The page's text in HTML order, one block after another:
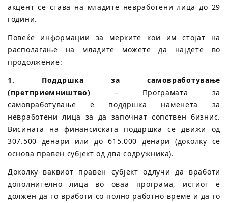
акцент се става на младите невработени лица до 29
години.
Повеќе информации за мерките кои им стојат на
располагање на младите можете да најдете во
продолжение:
1. Поддршка за самовработување
(претприемништво) – Програмата за
самовработување е поддршка наменета за
невработени лица за да започнат сопствен бизнис.
Висината на финансиската поддршка се движи од
307.500 денари или до 615.000 денари (доколку се
основа правен субјект од два содружника).
Доколку ваквиот правен субјект одлучи да вработи
дополнително лица во оваа програма, истиот е
должен да го вработи со полно работно време и да го